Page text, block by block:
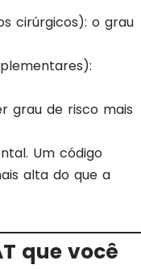
cirúrgicos): o grau
grau de risco mais
Um código
alta do que a
que você